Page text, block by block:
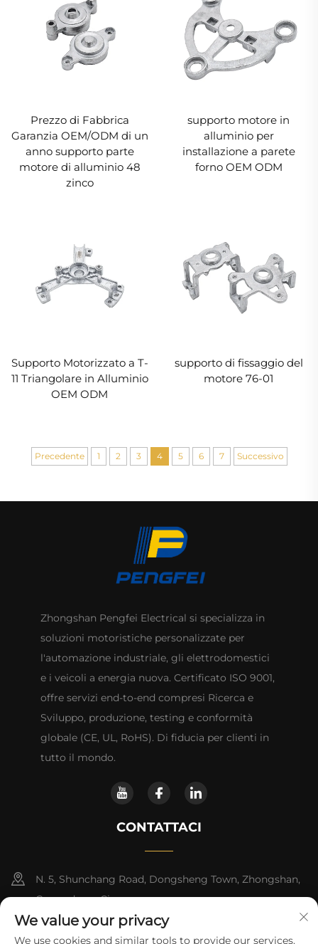
Prezzo di Fabbrica
Garanzia OEM/ODM di un
anno supporto parte
motore di alluminio 48
zinco
supporto motore in
alluminio per
installazione a parete
forno OEM ODM
Supporto Motorizzato a T-
11 Triangolare in Alluminio
OEM ODM
supporto di fissaggio del
motore 76-01
Precedente 1 2 3 4 5 6 7 Successivo
Zhongshan Pengfei Electrical si specializza in
soluzioni motoristiche personalizzate per
l'automazione industriale, gli elettrodomestici
e i veicoli a energia nuova. Certificato ISO 9001,
offre servizi end-to-end compresi Ricerca e
Sviluppo, produzione, testing e conformità
globale (CE, UL, RoHS). Di fiducia per clienti in
tutto il mondo.
CONTATTACI
N. 5, Shunchang Road, Dongsheng Town, Zhongshan,
Guangdong, Cina
+86-18028357686
We value your privacy
We use cookies and similar tools to provide our services.